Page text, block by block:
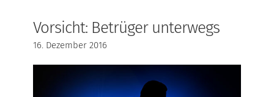
ZAHLEN & FAKTEN
WEITERE INFORMATIONEN
Vorsicht: Betrüger unterwegs
16. Dezember 2016